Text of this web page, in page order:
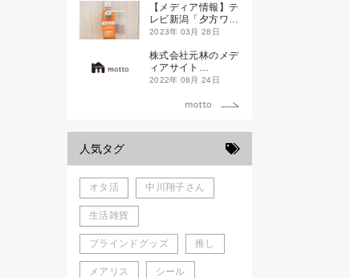
』が2月21日(金)に
新発売！
【メディア情報】テ
レビ新潟「夕方ワイ
ド新潟一番」
2023年 03月 28日
株式会社元林のメデ
ィアサイト
「motto」がローン
2022年 08月 24日
人気タグ
オタ活 中川翔子さん
生活雑貨
ブラインドグッズ 推し
メアリス シール